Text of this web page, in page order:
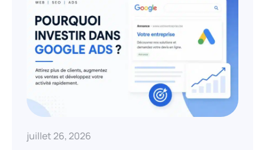
juillet 26, 2026